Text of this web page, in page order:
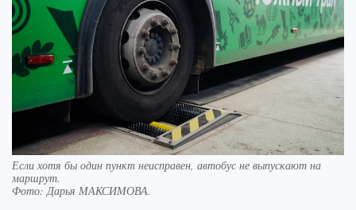
Если хотя бы один пункт неисправен, автобус не выпускают на
маршрут.
Фото: Дарья МАКСИМОВА.